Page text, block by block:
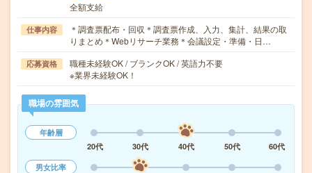
全額支給
仕事内容
＊調査票配布・回収＊調査票作成、入力、集計、結果の取
りまとめ＊Webリサーチ業務＊会議設定・準備・日…
応募資格
職種未経験OK / ブランクOK / 英語力不要
※業界未経験OK！
職場の雰囲気
年齢層
20代
30代 40代 50代
60代
男女比率